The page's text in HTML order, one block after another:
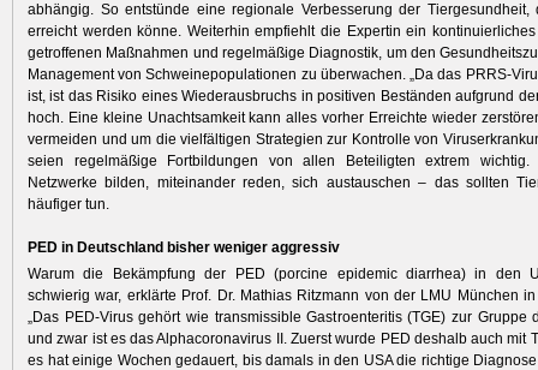
abhängig. So entstünde eine regionale Verbes­serung der
erreicht werden könne. Weiterhin empfiehlt die Expertin ein
getroffenen Maßnahmen und regelmäßige Diag­nostik, um den
Management von Schweinepopulationen zu überwachen. „Da das PRRS-
ist, ist das Risiko eines Wiederausbruchs in posi­tiven Beständen aufgrund
hoch. Eine kleine Unachtsamkeit kann alles vorher Erreichte wieder
vermeiden und um die vielfältigen Strategien zur Kontrolle von
seien regelmäßige Fortbildungen von allen Beteiligten extrem wichtig.
Netzwerke bilden, miteinander reden, sich austauschen – das sollten
häufiger tun.
PED in Deutschland bisher weniger aggressiv
Warum die Bekämpfung der PED (porcine epidemic diarrhea) in den
schwierig war, erklärte Prof. Dr. Mathias Ritzmann von der LMU München
„Das PED-­Virus gehört wie transmissible Gastroenteritis (TGE) zur Gruppe
und zwar ist es das Alphacoronavirus II. Zuerst wurde PED deshalb auch mit
es hat einige Wochen gedauert, bis damals in den USA die richtige